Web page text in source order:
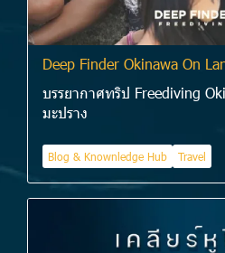
Deep Finder Okinawa On
บรรยากาศทริป Freediving
มะปราง
Blog & Knownledge Hub Travel